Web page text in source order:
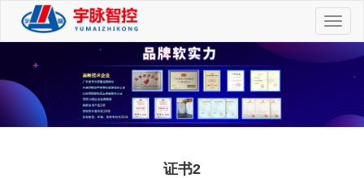
切
换
证书2